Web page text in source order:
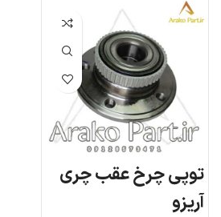
توپی چرخ عقب چری
آریزو